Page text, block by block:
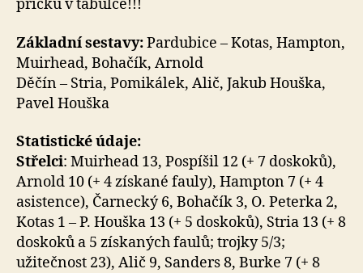
příčku v tabulce!!!
Základní sestavy:Pardubice – Kotas, Hampton,
Muirhead, Bohačík, Arnold
Děčín – Stria, Pomikálek, Alič, Jakub Houška,
Pavel Houška
Statistické údaje:
Střelci: Muirhead 13, Pospíšil 12 (+ 7 doskoků),
Arnold 10 (+ 4 získané fauly), Hampton 7 (+ 4
asistence), Čarnecký 6, Bohačík 3, O. Peterka 2,
Kotas 1 – P. Houška 13 (+ 5 doskoků), Stria 13 (+ 8
doskoků a 5 získaných faulů; trojky 5/3;
užitečnost 23), Alič 9, Sanders 8, Burke 7 (+ 8